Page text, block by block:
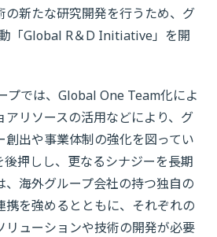
の新たな研究開発を行うため、グ
「Global R＆D Initiative」を開
プでは、Global One Team化によ
アリソースの活用などにより、グ
創出や事業体制の強化を図ってい
後押しし、更なるシナジーを長期
、海外グループ会社の持つ独自の
携を強めるとともに、それぞれの
リューションや技術の開発が必要